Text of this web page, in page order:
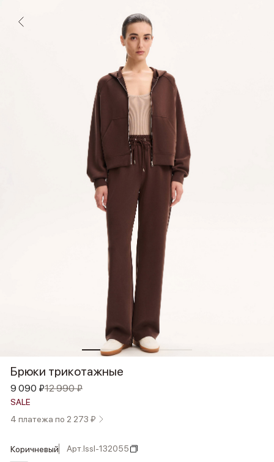
Брюки трикотажные
9 090 ₽12 990 ₽
SALE
4 платежа по 2 273 ₽
коричневый Арт.lssl-132055